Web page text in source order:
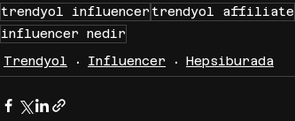
trendyol influencertrendyol affiliate
influencer nedir
Trendyol
Influencer Hepsiburada